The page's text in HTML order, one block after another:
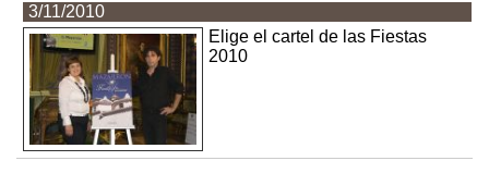
3/11/2010
Elige el cartel de las Fiestas
2010